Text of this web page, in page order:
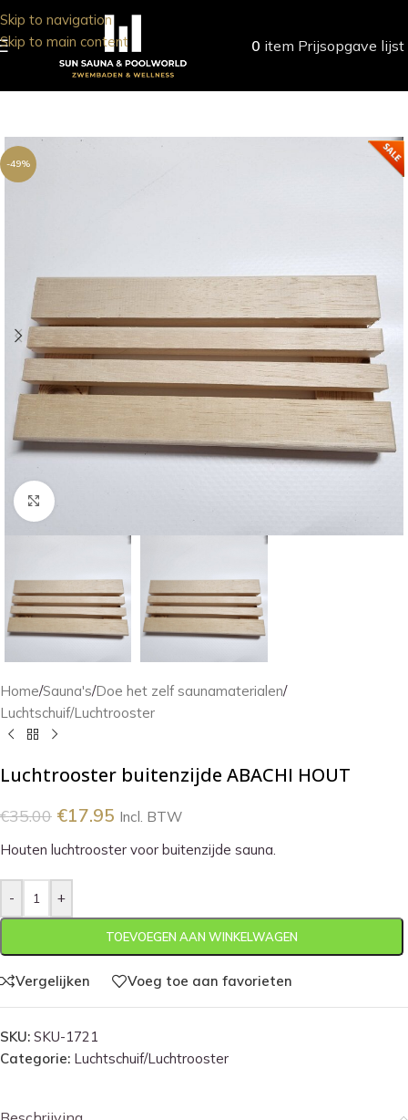
Skip to navigation
Skip to main content
0 item Prijsopgave lijst
-49%
Klik om te vergroten
Home/Sauna's/Doe het zelf saunamaterialen/
Luchtschuif/Luchtrooster
Luchtrooster buitenzijde ABACHI HOUT
€35.00 €17.95 Incl. BTW
Houten luchtrooster voor buitenzijde sauna.
- +
TOEVOEGEN AAN WINKELWAGEN
Vergelijken Voeg toe aan favorieten
SKU: SKU-1721
Categorie: Luchtschuif/Luchtrooster